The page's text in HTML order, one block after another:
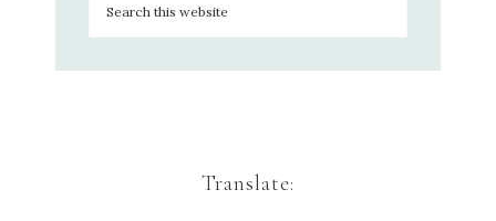
Translate: